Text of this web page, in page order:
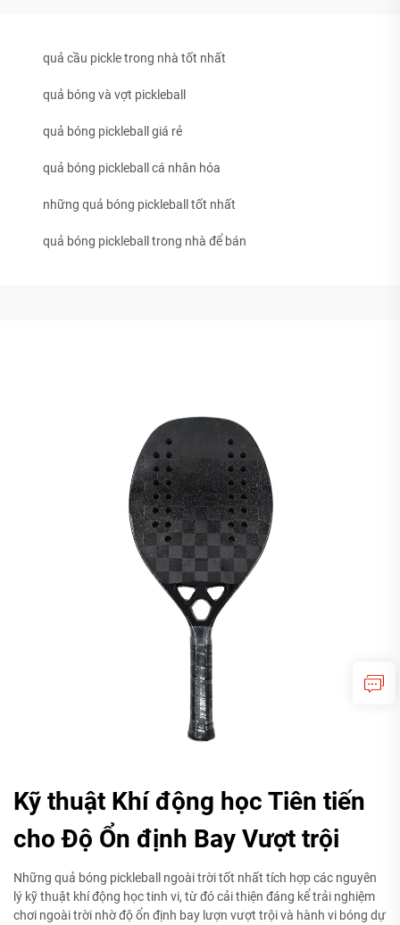
quả cầu pickle trong nhà tốt nhất
quả bóng và vợt pickleball
quả bóng pickleball giá rẻ
quả bóng pickleball cá nhân hóa
những quả bóng pickleball tốt nhất
quả bóng pickleball trong nhà để bán
Kỹ thuật Khí động học Tiên tiến
cho Độ Ổn định Bay Vượt trội
Những quả bóng pickleball ngoài trời tốt nhất tích hợp các nguyên
lý kỹ thuật khí động học tinh vi, từ đó cải thiện đáng kể trải nghiệm
chơi ngoài trời nhờ độ ổn định bay lượn vượt trội và hành vi bóng dự